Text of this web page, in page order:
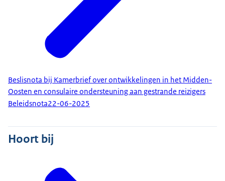
Beslisnota bij Kamerbrief over ontwikkelingen in het Midden-
Oosten en consulaire ondersteuning aan gestrande reizigers
Beleidsnota22-06-2025
Hoort bij